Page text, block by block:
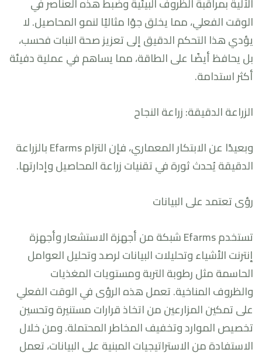
الوقت الفعلي، مما يخلق جوًا مثاليًا لنمو المحاصيل. لا
يؤدي هذا التحكم الدقيق إلى تعزيز صحة النبات فحسب،
بل يحافظ أيضًا على الطاقة، مما يساهم في عملية دفيئة
أكثر استدامة.
الزراعة الدقيقة: زراعة النجاح
وبعيدًا عن الابتكار المعماري، فإن التزام Efarms بالزراعة
الدقيقة يُحدث ثورة في تقنيات زراعة المحاصيل وإدارتها.
رؤى تعتمد على البيانات
تستخدم Efarms شبكة من أجهزة الاستشعار وأجهزة
إنترنت الأشياء وتحليلات البيانات لرصد وتحليل العوامل
الحاسمة مثل رطوبة التربة ومستويات المغذيات
والظروف المناخية. تعمل هذه الرؤى في الوقت الفعلي
على تمكين المزارعين من اتخاذ قرارات مستنيرة وتحسين
تخصيص الموارد وتخفيف المخاطر المحتملة. ومن خلال
الاستفادة من الاستراتيجيات المبنية على البيانات، تعمل